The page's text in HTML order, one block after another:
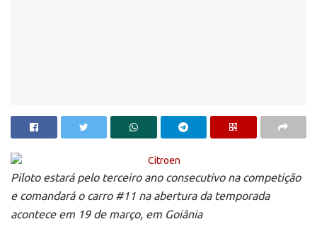
Piloto estará pelo terceiro ano consecutivo na competição
e comandará o carro #11 na abertura da temporada
acontece em 19 de março, em Goiânia